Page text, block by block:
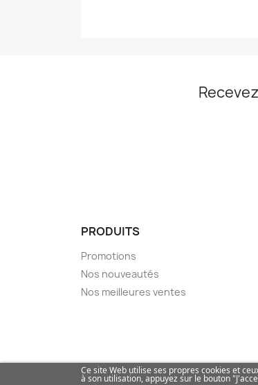
PRODUITS
Promotions
Nos nouveautés
Nos meilleures ventes
Ce site Web utilise ses propres cookies et
à son utilisation, appuyez sur le bouton